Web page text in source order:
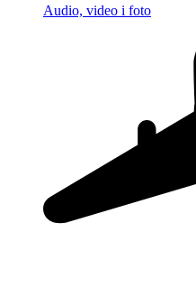
Audio, video i foto